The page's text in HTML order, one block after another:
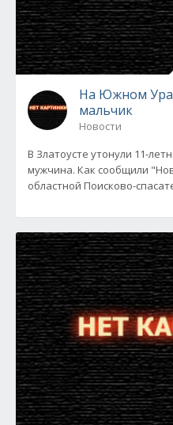
На Южном
мальчик
Новости
В Златоусте утонули 11-
мужчина. Как сообщили
областной Поисково-